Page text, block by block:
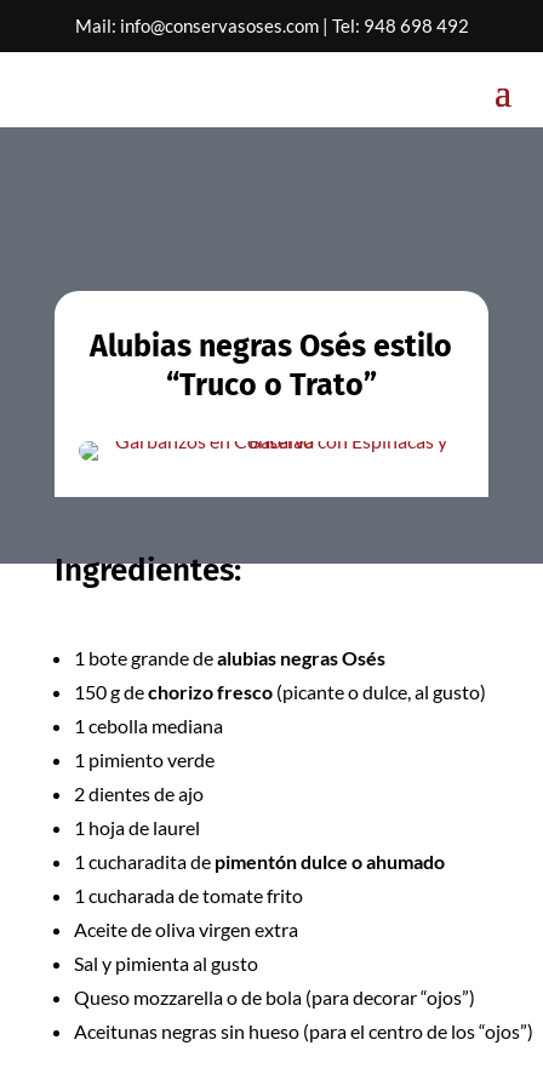
Mail: info@conservasoses.com| Tel: 948 698 492
Alubias negras Osés estilo
“Truco o Trato”
Ingredientes:
1 bote grande dealubias negras Osés
150 g dechorizo fresco(picante o dulce, al gusto)
1 cebolla mediana
1 pimiento verde
2 dientes de ajo
1 hoja de laurel
1 cucharadita de pimentón dulce o ahumado
1 cucharada de tomate frito
Aceite de oliva virgen extra
Sal y pimienta al gusto
Queso mozzarella o de bola (para decorar “ojos”)
Aceitunas negras sin hueso (para el centro de los “ojos”)